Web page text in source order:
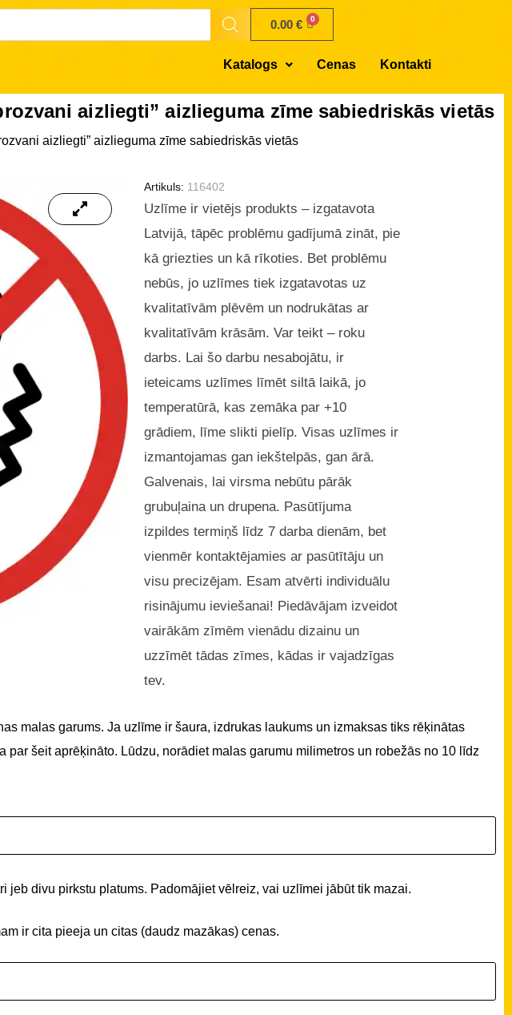
0.00€
Katalogs Cenas Kontakti
aizliegti” aizlieguma zīme sabiedriskās vietās
aizliegti” aizlieguma zīme sabiedriskās vietās
Artikuls: 116402
Uzlīme ir vietējs produkts – izgatavota
Latvijā, tāpēc problēmu gadījumā zināt, pie
kā griezties un kā rīkoties. Bet problēmu
nebūs, jo uzlīmes tiek izgatavotas uz
kvalitatīvām plēvēm un nodrukātas ar
kvalitatīvām krāsām. Var teikt – roku
darbs. Lai šo darbu nesabojātu, ir
ieteicams uzlīmes līmēt siltā laikā, jo
temperatūrā, kas zemāka par +10
grādiem, līme slikti pielīp. Visas uzlīmes ir
izmantojamas gan iekštelpās, gan ārā.
Galvenais, lai virsma nebūtu pārāk
grubuļaina un drupena. Pasūtījuma
izpildes termiņš līdz 7 darba dienām, bet
vienmēr kontaktējamies ar pasūtītāju un
visu precizējam. Esam atvērti individuālu
risinājumu ieviešanai! Piedāvājam izveidot
vairākām zīmēm vienādu dizainu un
uzzīmēt tādas zīmes, kādas ir vajadzīgas
tev.
malas garums. Ja uzlīme ir šaura, izdrukas laukums un izmaksas tiks rēķinātas
šeit aprēķināto. Lūdzu, norādiet malas garumu milimetros un robežās no 10 līdz
jeb divu pirkstu platums. Padomājiet vēlreiz, vai uzlīmei jābūt tik mazai.
ir cita pieeja un citas (daudz mazākas) cenas.